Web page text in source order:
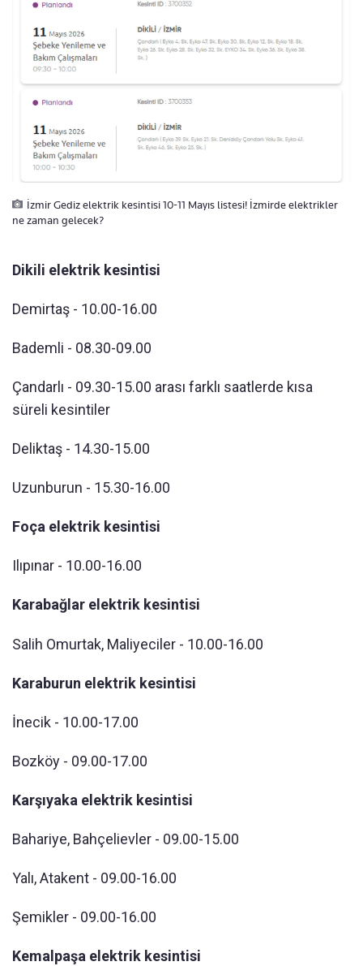
İzmir Gediz elektrik kesintisi 10-11 Mayıs listesi! İzmirde elektrikler
ne zaman gelecek?
Dikili elektrik kesintisi
Demirtaş - 10.00-16.00
Bademli - 08.30-09.00
Çandarlı - 09.30-15.00 arası farklı saatlerde kısa
süreli kesintiler
Deliktaş - 14.30-15.00
Uzunburun - 15.30-16.00
Foça elektrik kesintisi
Ilıpınar - 10.00-16.00
Karabağlar elektrik kesintisi
Salih Omurtak, Maliyeciler - 10.00-16.00
Karaburun elektrik kesintisi
İnecik - 10.00-17.00
Bozköy - 09.00-17.00
Karşıyaka elektrik kesintisi
Bahariye, Bahçelievler - 09.00-15.00
Yalı, Atakent - 09.00-16.00
Şemikler - 09.00-16.00
Kemalpaşa elektrik kesintisi